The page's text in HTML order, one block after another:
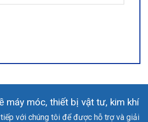
máy móc, thiết bị vật tư, kim khí
với chúng tôi để được hỗ trợ và giải